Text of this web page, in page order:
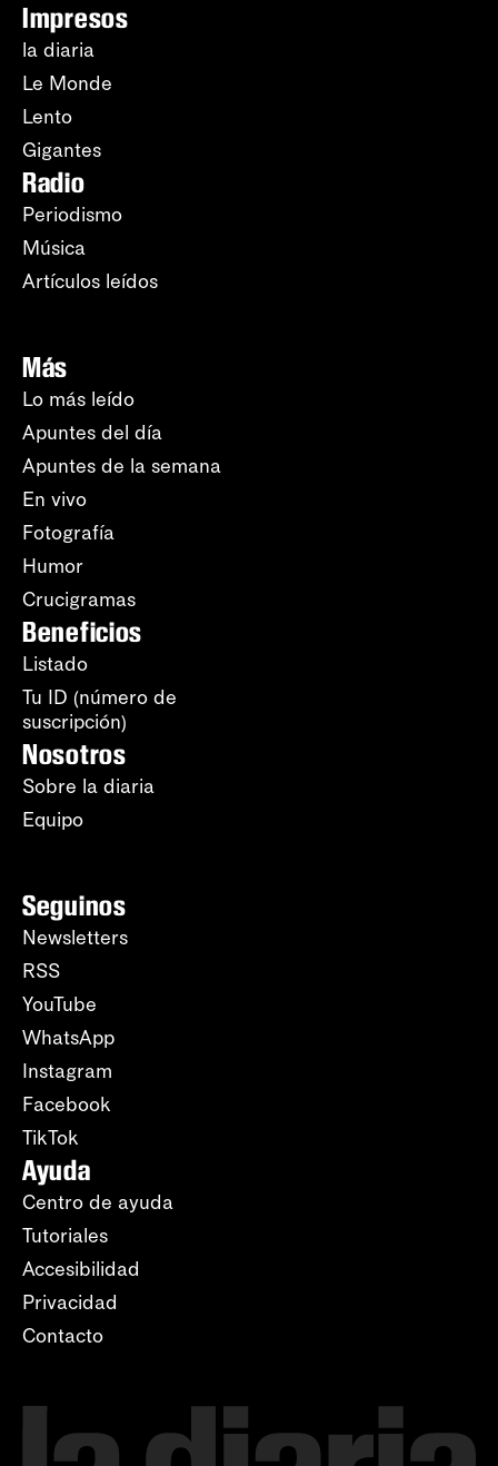
Impresos
la diaria
Le Monde
Lento
Gigantes
Radio
Periodismo
Música
Artículos leídos
Más
Lo más leído
Apuntes del día
Apuntes de la semana
En vivo
Fotografía
Humor
Crucigramas
Beneficios
Listado
Tu ID (número de
suscripción)
Nosotros
Sobre la diaria
Equipo
Seguinos
Newsletters
RSS
YouTube
WhatsApp
Instagram
Facebook
TikTok
Ayuda
Centro de ayuda
Tutoriales
Accesibilidad
Privacidad
Contacto